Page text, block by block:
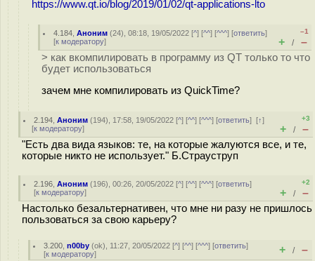
https://www.qt.io/blog/2019/01/02/qt-applications-lto
4.184 ,Аноним (24), 08:18, 19/05/2022 [^] [^^] [^^^] [ответить]
[к модератору]
–1
+ / –
> как вкомпилировать в программу из QT только то что
будет использоваться
зачем мне компилировать из QuickTime?
2.194 ,Аноним (194), 17:58, 19/05/2022 [^] [^^] [^^^] [ответить][↑]
[к модератору]
+3
+ / –
"Есть два вида языков: те, на которые жалуются все, и те,
которые никто не использует." Б.Страуструп
2.196 ,Аноним (196), 00:26, 20/05/2022 [^] [^^] [^^^] [ответить]
[к модератору]
+2
+ / –
Настолько безальтернативен, что мне ни разу не пришлось
пользоваться за свою карьеру?
3.200 ,n00by (ok), 11:27, 20/05/2022 [^] [^^] [^^^] [ответить]
[к модератору] + / –